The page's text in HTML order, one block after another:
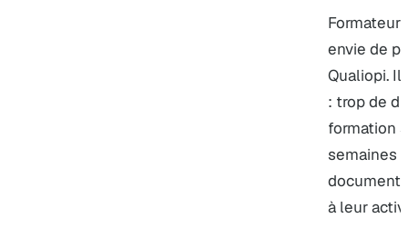
Formateur
envie de
Qualiopi. Il
: trop de
formation
semaines
à leur